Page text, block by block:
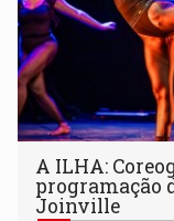
A ILHA:
programação
Joinville